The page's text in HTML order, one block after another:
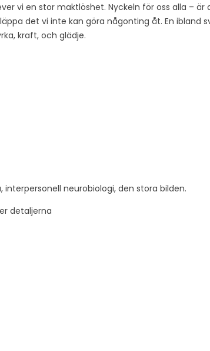
vi en stor maktlöshet. Nyckeln för oss alla –
det vi inte kan göra någonting åt. En ibland
kraft, och glädje.
neurobiologi, den stora bilden.
detaljerna